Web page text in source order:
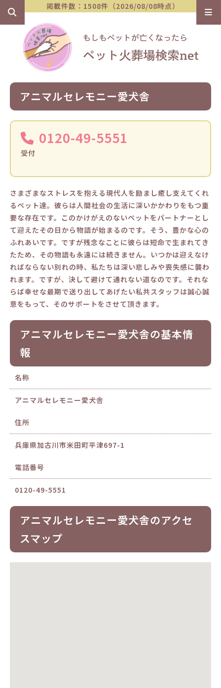
掲載件数：1508件（2026/08/08時点）
アニマルセレモニー愛犬舎
0120-49-5551
受付
さまざまなストレスを抱える現代人を励まし癒し支えてくれ
るペット達。彼らは人間社会の生活に深いかかわりをもつ重
要な存在です。このかけがえのないペットをパートナーとし
て迎えたその日から物語が始まるのです。そう、豊かな心の
ふれあいです。ですが残念なことに彼らは短命で生まれてき
たため、その物語も永遠には続きません。いつかは迎えなけ
ればならない別れの時、私たちは深い悲しみや喪失感に襲わ
れます。ですが、決して避けて通れない道なのです。それな
らば幸せな最期で送り出してあげたい私共スタッフは誠心誠
意をもって、そのサポートをさせて頂きます。
アニマルセレモニー愛犬舎の基本情
報
名称
アニマルセレモニー愛犬舎
住所
兵庫県加古川市米田町平津697-1
電話番号
0120-49-5551
アニマルセレモニー愛犬舎のアクセ
スマップ